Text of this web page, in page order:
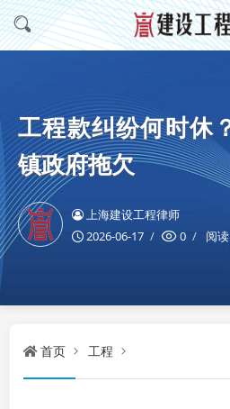
工程款纠纷何时休
镇政府拖欠
上海建设工程律师
2026-06-17
0 阅读
首页 工程